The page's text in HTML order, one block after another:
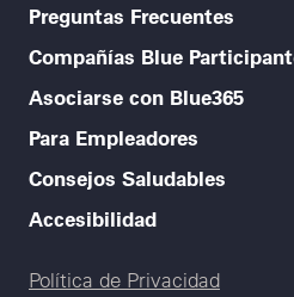
Preguntas Frecuentes
Compañías Blue
Asociarse con Blue365
Para Empleadores
Consejos Saludables
Accesibilidad
Legal menu
Política de Privacidad